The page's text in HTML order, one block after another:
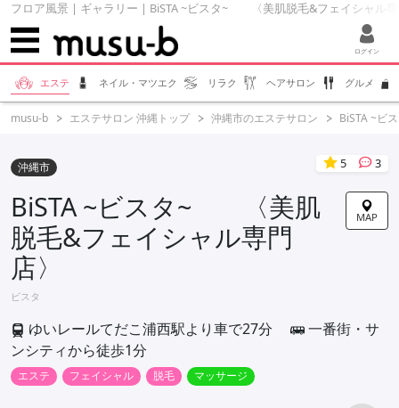
フロア風景 | ギャラリー | BiSTA ~ビスタ~ 〈美肌脱毛&フェイシャル
ログイン
エステ ネイル・マツエク リラク ヘアサロン グルメ
musu-b エステサロン 沖縄トップ 沖縄市のエステサロン BiSTA ~ビ
沖縄市 5 3
MAP
BiSTA ~ビスタ~ 〈美肌
脱毛&フェイシャル専門
店〉
ビスタ
ゆいレールてだこ浦西駅より車で27分
一番街・サ
ンシティから徒歩1分
エステ フェイシャル 脱毛 マッサージ